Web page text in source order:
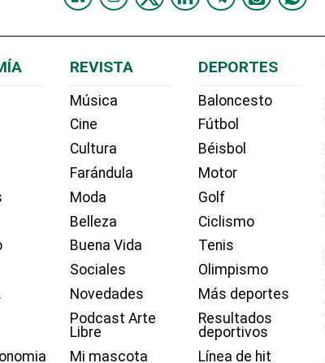
REVISTA
Música
Cine
Cultura
Farándula
Moda
Belleza
Buena Vida
Sociales
Novedades
Podcast Arte
Libre
Mi mascota
DEPORTES
Baloncesto
Fútbol
Béisbol
Motor
Golf
Ciclismo
Tenis
Olimpismo
Más deportes
Resultados
deportivos
Línea de hit